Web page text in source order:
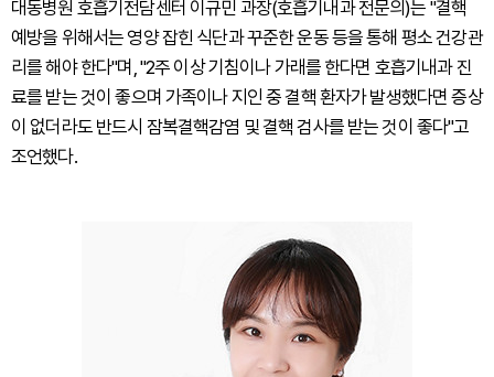
대동병원 호흡기전담센터 이규민 과장(호흡기내과 전문의)는 "결핵
예방을 위해서는 영양 잡힌 식단과 꾸준한 운동 등을 통해 평소 건강관
리를 해야 한다"며, "2주 이상 기침이나 가래를 한다면 호흡기내과 진
료를 받는 것이 좋으며 가족이나 지인 중 결핵 환자가 발생했다면 증상
이 없더라도 반드시 잠복결핵감염 및 결핵 검사를 받는 것이 좋다"고
조언했다.